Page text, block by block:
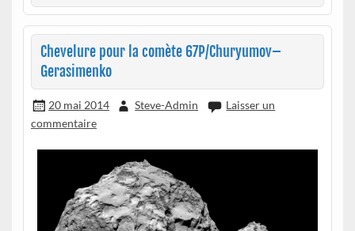
Chevelure pour la comète 67P/Churyumov–
Gerasimenko
20 mai 2014 Steve-Admin
Laisser un
commentaire